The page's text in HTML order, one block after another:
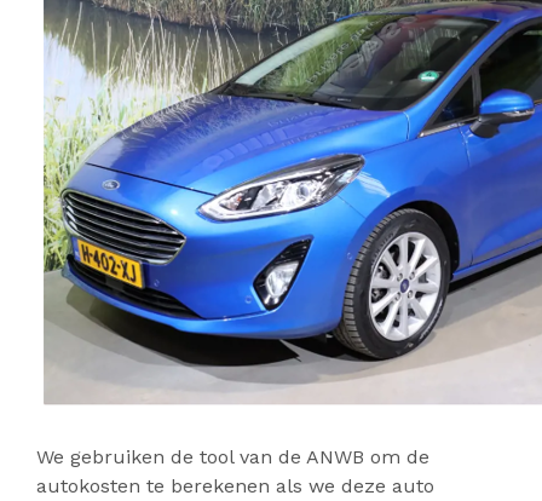
We gebruiken de tool van de ANWB om de
autokosten te berekenen als we deze auto